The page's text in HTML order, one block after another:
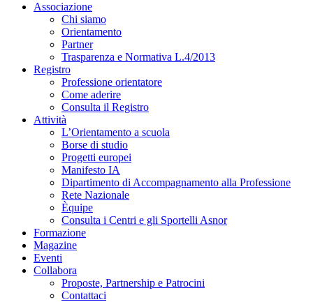
Associazione
Chi siamo
Orientamento
Partner
Trasparenza e Normativa L.4/2013
Registro
Professione orientatore
Come aderire
Consulta il Registro
Attività
L’Orientamento a scuola
Borse di studio
Progetti europei
Manifesto IA
Dipartimento di Accompagnamento alla Professione
Rete Nazionale
Èquipe
Consulta i Centri e gli Sportelli Asnor
Formazione
Magazine
Eventi
Collabora
Proposte, Partnership e Patrocini
Contattaci